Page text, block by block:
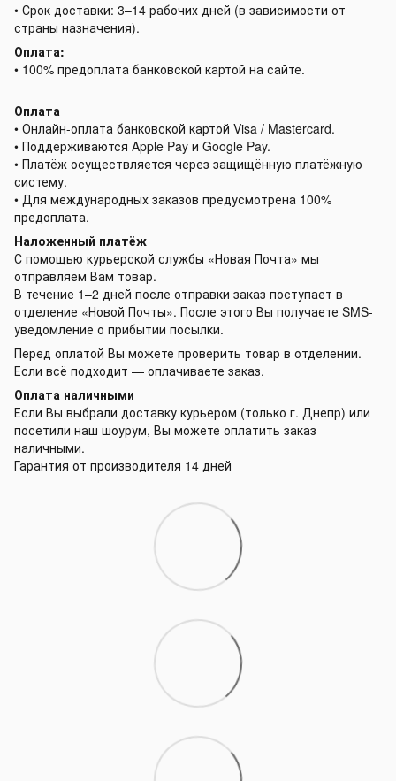
• Срок доставки: 3–14 рабочих дней (в зависимости от
страны назначения).
Оплата:
• 100% предоплата банковской картой на сайте.
Оплата
• Онлайн-оплата банковской картой Visa / Mastercard.
• Поддерживаются Apple Pay и Google Pay.
• Платёж осуществляется через защищённую платёжную
систему.
• Для международных заказов предусмотрена 100%
предоплата.
Наложенный платёж
С помощью курьерской службы «Новая Почта» мы
отправляем Вам товар.
В течение 1–2 дней после отправки заказ поступает в
отделение «Новой Почты». После этого Вы получаете SMS-
уведомление о прибытии посылки.
Перед оплатой Вы можете проверить товар в отделении.
Если всё подходит — оплачиваете заказ.
Оплата наличными
Если Вы выбрали доставку курьером (только г. Днепр) или
посетили наш шоурум, Вы можете оплатить заказ
наличными.
Гарантия от производителя 14 дней